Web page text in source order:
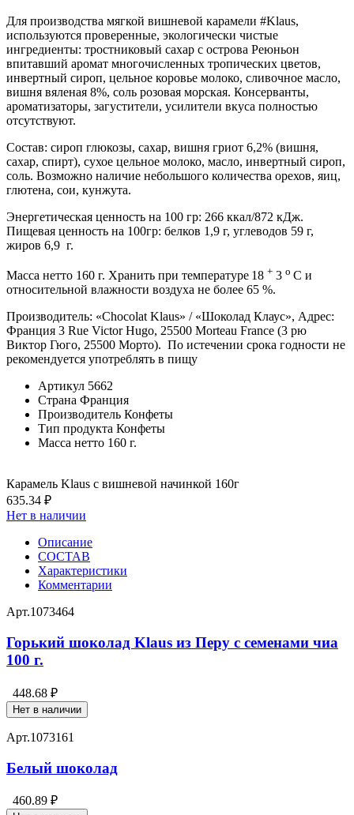
Для производства мягкой вишневой карамели #Klaus,
используются проверенные, экологически чистые
ингредиенты: тростниковый сахар с острова Реюньон
впитавший аромат многочисленных тропических цветов,
инвертный сироп, цельное коровье молоко, сливочное масло,
вишня вяленая 8%, соль розовая морская. Консерванты,
ароматизаторы, загустители, усилители вкуса полностью
отсутствуют.
Состав: сироп глюкозы, сахар, вишня гриот 6,2% (вишня,
сахар, cпирт), сухое цельное молоко, масло, инвертный сироп,
соль. Возможно наличие небольшого количества орехов, яиц,
глютена, сои, кунжута.
Энергетическая ценность на 100 гр: 266 ккал/872 кДж.
Пищевая ценность на 100гр: белков 1,9 г, углеводов 59 г,
жиров 6,9 г.
Масса нетто 160 г. Хранить при температуре 18 + 3 о С и
относительной влажности воздуха не более 65 %.
Производитель: «Chocolat Klaus» / «Шоколад Клаус», Адрес:
Франция 3 Rue Victor Hugo, 25500 Morteau France (3 рю
Виктор Гюго, 25500 Морто). По истечении срока годности не
рекомендуется употреблять в пищу
Артикул 5662
Страна Франция
Производитель Конфеты
Тип продукта Конфеты
Масса нетто 160 г.
Карамель Klaus с вишневой начинкой 160г
635.34 ₽
Нет в наличии
Описание
СОСТАВ
Характеристики
Комментарии
Арт.1073464
Горький шоколад Klaus из Перу с семенами чиа
100 г.
448.68 ₽
Нет в наличии
Арт.1073161
Белый шоколад
460.89 ₽